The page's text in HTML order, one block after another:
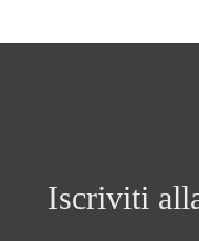
Iscriviti